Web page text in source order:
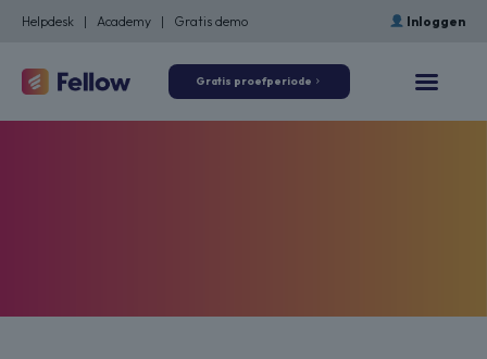
Helpdesk | Academy | Gratis demo Inloggen
Gratis proefperiode